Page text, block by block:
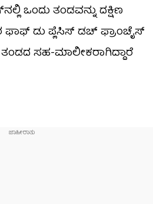
ಒಂದು ತಂಡವನ್ನು ದಕ್ಷಿಣ
ಡು ಪ್ಲೆಸಿಸ್ ಡಚ್ ಫ್ರಾಂಚೈಸ್
ಸಹ-ಮಾಲೀಕರಾಗಿದ್ದಾರೆ